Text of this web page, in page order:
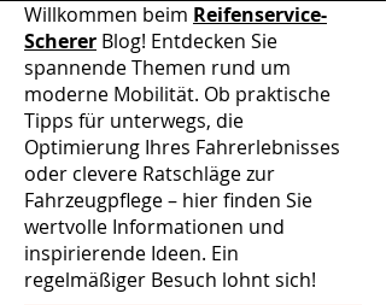
Willkommen beim Reifenservice-
Scherer Blog! Entdecken Sie
spannende Themen rund um
moderne Mobilität. Ob praktische
Tipps für unterwegs, die
Optimierung Ihres Fahrerlebnisses
oder clevere Ratschläge zur
Fahrzeugpflege – hier finden Sie
wertvolle Informationen und
inspirierende Ideen. Ein
regelmäßiger Besuch lohnt sich!